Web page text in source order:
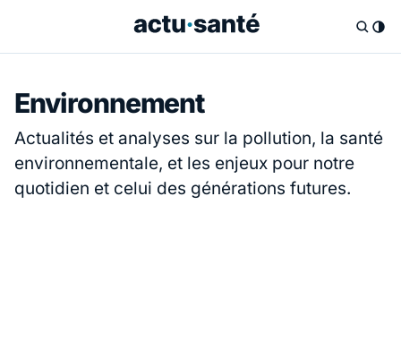
Environnement
Actualités et analyses sur la pollution, la santé
environnementale, et les enjeux pour notre
quotidien et celui des générations futures.